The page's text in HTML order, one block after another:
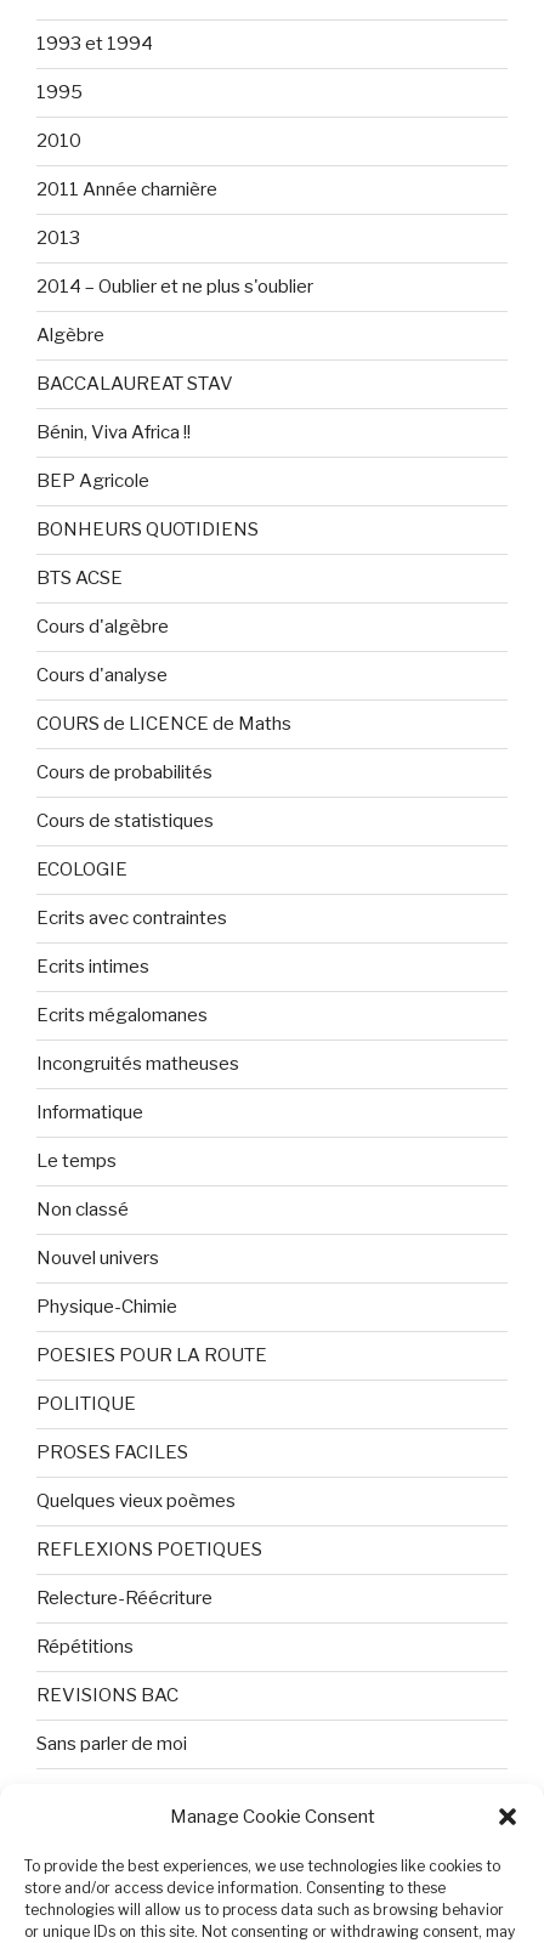
Manage Cookie Consent
To provide the best experiences, we use technologies like cookies to
store and/or access device information. Consenting to these
technologies will allow us to process data such as browsing behavior
or unique IDs on this site. Not consenting or withdrawing consent, may
1993 et 1994
1995
2010
2011 Année charnière
2013
2014 – Oublier et ne plus s'oublier
Algèbre
BACCALAUREAT STAV
Bénin, Viva Africa !!
BEP Agricole
BONHEURS QUOTIDIENS
BTS ACSE
Cours d'algèbre
Cours d'analyse
COURS de LICENCE de Maths
Cours de probabilités
Cours de statistiques
ECOLOGIE
Ecrits avec contraintes
Ecrits intimes
Ecrits mégalomanes
Incongruités matheuses
Informatique
Le temps
Non classé
Nouvel univers
Physique-Chimie
POESIES POUR LA ROUTE
POLITIQUE
PROSES FACILES
Quelques vieux poèmes
REFLEXIONS POETIQUES
Relecture-Réécriture
Répétitions
REVISIONS BAC
Sans parler de moi
Tristesse et attente
Variable complexe